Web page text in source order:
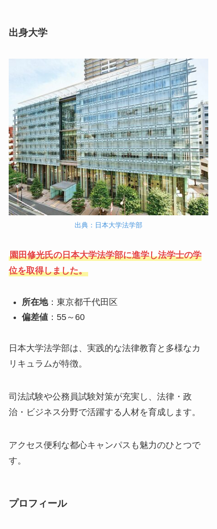
出身大学
出典：日本大学法学部
園田修光氏の日本大学法学部に進学し法学士の学
位を取得しました。
所在地：東京都千代田区
偏差値：55～60
日本大学法学部は、実践的な法律教育と多様なカ
リキュラムが特徴。
司法試験や公務員試験対策が充実し、法律・政
治・ビジネス分野で活躍する人材を育成します。
アクセス便利な都心キャンパスも魅力のひとつで
す。
プロフィール